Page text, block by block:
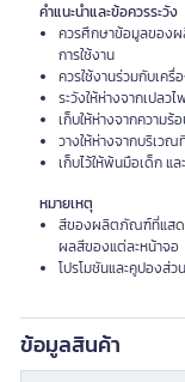
คำแนะนำและข้อควรระวัง
ควรศึกษาข้อมูลของ
การใช้งาน
ควรใช้งานร่วมกับเค
ระวังให้ห่างจากเปลวไ
เก็บให้ห่างจากความร้
วางให้ห่างจากบริเวณ
เก็บไว้ให้พ้นมือเด็ก แ
หมายเหตุ
สีของผลิตภัณฑ์ที่แสด
ผลสีของแต่ละหน้าจอ
โปรโมชันและคูปองส่
ข้อมูลสินค้า